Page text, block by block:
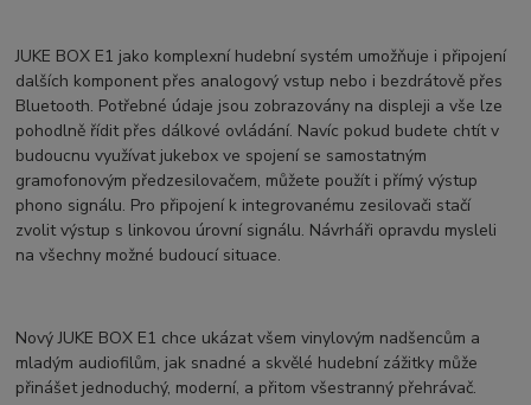
JUKE BOX E1 jako komplexní hudební systém umožňuje i připojení
dalších komponent přes analogový vstup nebo i bezdrátově přes
Bluetooth. Potřebné údaje jsou zobrazovány na displeji a vše lze
pohodlně řídit přes dálkové ovládání. Navíc pokud budete chtít v
budoucnu využívat jukebox ve spojení se samostatným
gramofonovým předzesilovačem, můžete použít i přímý výstup
phono signálu. Pro připojení k integrovanému zesilovači stačí
zvolit výstup s linkovou úrovní signálu. Návrháři opravdu mysleli
na všechny možné budoucí situace.
Nový JUKE BOX E1 chce ukázat všem vinylovým nadšencům a
mladým audiofilům, jak snadné a skvělé hudební zážitky může
přinášet jednoduchý, moderní, a přitom všestranný přehrávač.